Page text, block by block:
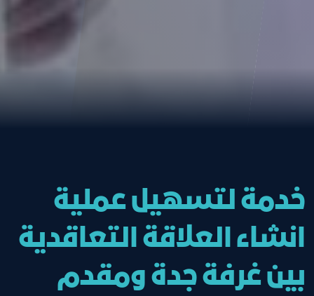
خدمة لتسهيل عملية
انشاء العلاقة التعاقدية
بين غرفة جدة ومقدم